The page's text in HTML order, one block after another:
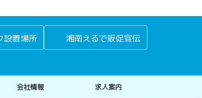
設置場所 湘南えるで販促宣伝
会社情報 求人案内